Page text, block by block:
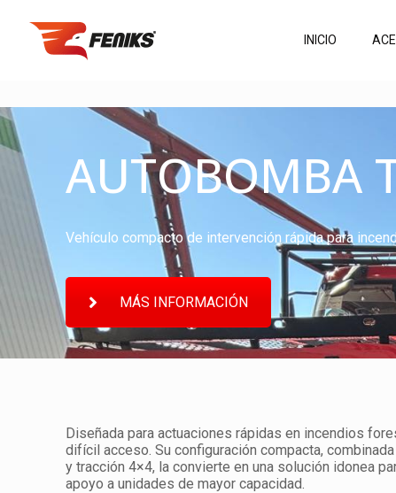
INICIO
AUTOBOMBA
Vehículo compacto de intervención rápida para
MÁS INFORMACIÓN
Diseñada para actuaciones rápidas en incendios
difícil acceso. Su configuración compacta,
y tracción 4×4, la convierte en una solución idonea
apoyo a unidades de mayor capacidad.